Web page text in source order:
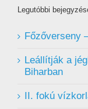
Legutóbbi
Főzőverseny
Leállítják a
Biharban
II. fokú